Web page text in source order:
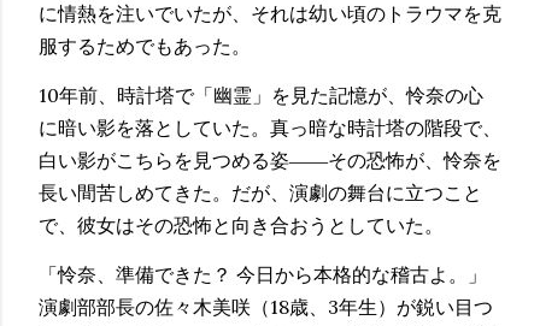
に情熱を注いでいたが、それは幼い頃のトラウマを克
服するためでもあった。
10年前、時計塔で「幽霊」を見た記憶が、怜奈の心
に暗い影を落としていた。真っ暗な時計塔の階段で、
白い影がこちらを見つめる姿――その恐怖が、怜奈を
長い間苦しめてきた。だが、演劇の舞台に立つこと
で、彼女はその恐怖と向き合おうとしていた。
「怜奈、準備できた？ 今日から本格的な稽古よ。」
演劇部部長の佐々木美咲（18歳、3年生）が鋭い目つ